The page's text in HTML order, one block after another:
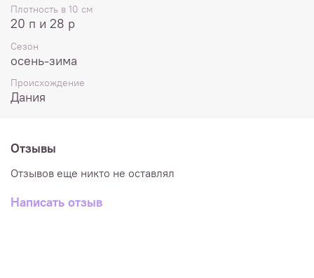
Плотность в 10 см
20 п и 28 р
Сезон
осень-зима
Происхождение
Дания
Отзывы
Отзывов еще никто не оставлял
Написать отзыв